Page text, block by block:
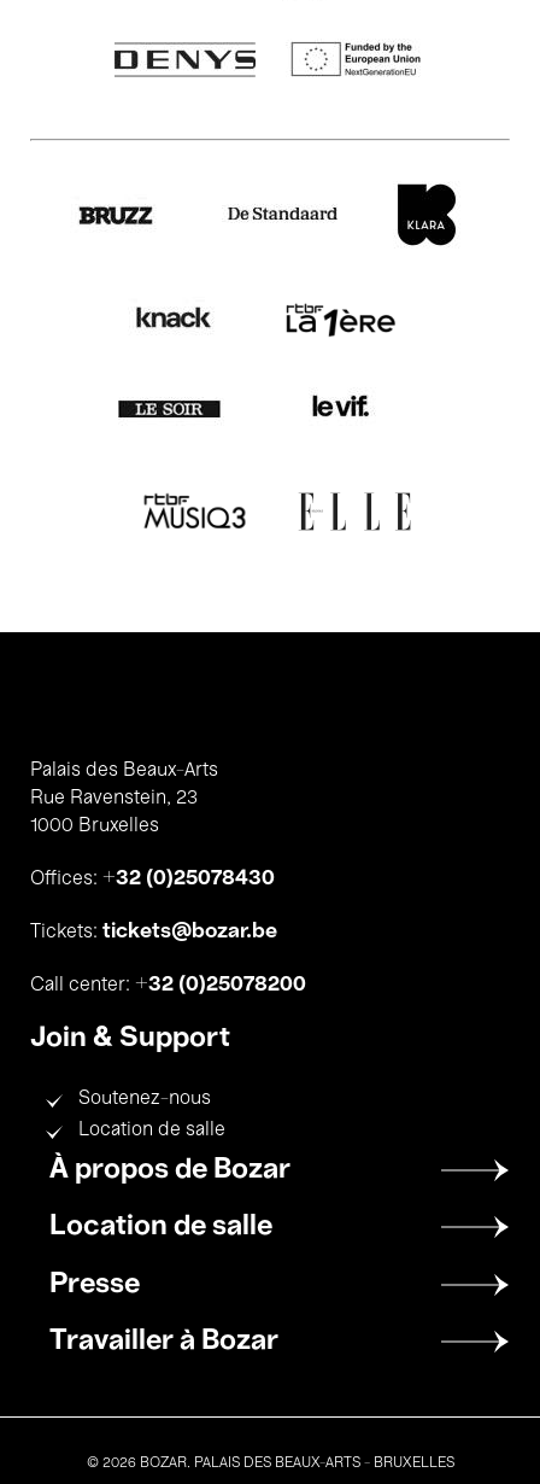
Palais des Beaux-Arts
Rue Ravenstein, 23
1000 Bruxelles
Offices: +32 (0)25078430
Tickets: tickets@bozar.be
Call center: +32 (0)25078200
Join & Support
Soutenez-nous
Location de salle
Footer
menu
À propos de Bozar
Location de salle
Presse
Travailler à Bozar
© 2026 BOZAR. PALAIS DES BEAUX-ARTS - BRUXELLES